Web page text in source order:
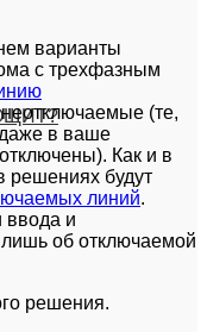
варианты
с трехфазным
(те,
в ваше
Как и в
решениях будут
линий.
ввода и
лишь об отключаемой
решения.